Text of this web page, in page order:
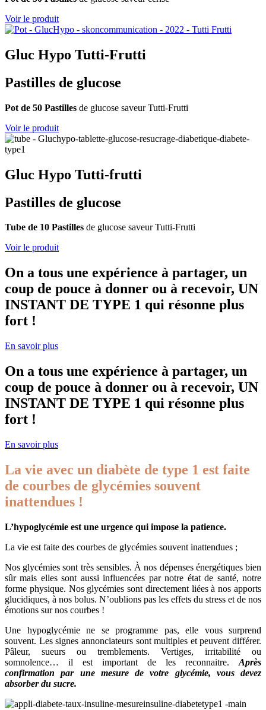
Voir le produit
Gluc Hypo Tutti-Frutti
Pastilles de glucose
Pot de 50 Pastilles de glucose saveur Tutti-Frutti
Voir le produit
Gluc Hypo Tutti-frutti
Pastilles de glucose
Tube de 10 Pastilles de glucose saveur Tutti-Frutti
Voir le produit
On a tous une expérience à partager, un
coup de pouce à donner ou à recevoir, UN
INSTANT DE TYPE 1 qui résonne plus
fort !
En savoir plus
On a tous une expérience à partager, un
coup de pouce à donner ou à recevoir, UN
INSTANT DE TYPE 1 qui résonne plus
fort !
En savoir plus
La vie avec un diabète de type 1 est faite
de courbes de glycémies souvent
inattendues !
L’hypoglycémie est une urgence qui impose la patience.
La vie est faite des courbes de glycémies souvent inattendues ;
Nos glycémies sont très sensibles. À nos dépenses énergétiques bien
sûr mais elles sont aussi influencées par notre état de santé, notre
forme physique. Nos glycémies sont directement liées à nos apports
glucidiques, à nos bolus. N’oublions pas les effets du stress et de nos
émotions sur nos courbes !
Une hypoglycémie ne se programme pas, elle vous surprend
souvent. Les signes annonciateurs sont multiples et peuvent différer.
Pâleur, sueurs ou tremblements. Vertiges, irritabilité ou
somnolence… il est important de les reconnaitre. Après
confirmation par une mesure de votre glycémie, vous devez
absorber du sucre.